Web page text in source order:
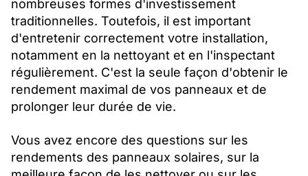
nombreuses formes d'investissement
traditionnelles. Toutefois, il est important
d'entretenir correctement votre installation,
notamment en la nettoyant et en l'inspectant
régulièrement. C'est la seule façon d'obtenir le
rendement maximal de vos panneaux et de
prolonger leur durée de vie.
Vous avez encore des questions sur les
rendements des panneaux solaires, sur la